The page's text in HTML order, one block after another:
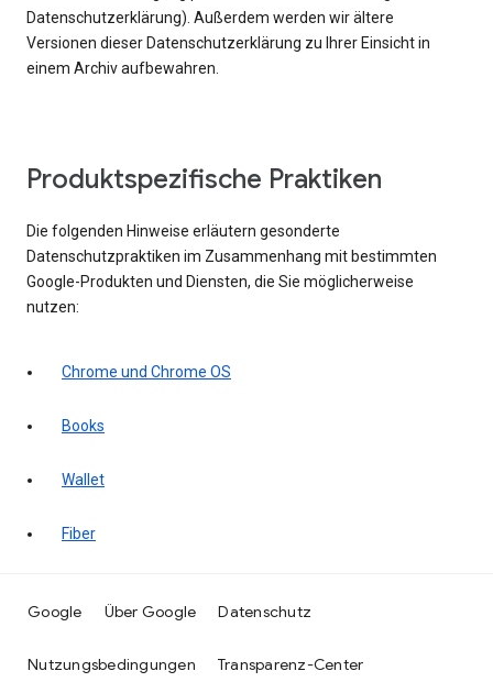
Datenschutzerklärung). Außerdem werden wir ältere
Versionen dieser Datenschutzerklärung zu Ihrer Einsicht in
einem Archiv aufbewahren.
Produktspezifische Praktiken
Die folgenden Hinweise erläutern gesonderte
Datenschutzpraktiken im Zusammenhang mit bestimmten
Google-Produkten und Diensten, die Sie möglicherweise
nutzen:
Chrome und Chrome OS
Books
Wallet
Fiber
Google Über Google Datenschutz
Nutzungsbedingungen Transparenz-Center